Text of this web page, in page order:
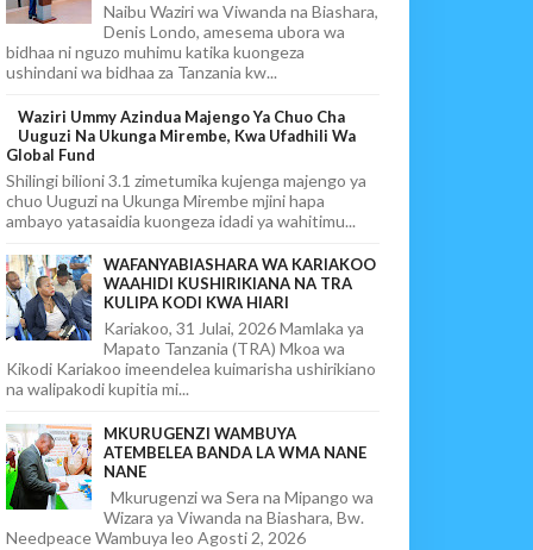
Naibu Waziri wa Viwanda na Biashara,
Denis Londo, amesema ubora wa
bidhaa ni nguzo muhimu katika kuongeza
ushindani wa bidhaa za Tanzania kw...
Waziri Ummy Azindua Majengo Ya Chuo Cha
Uuguzi Na Ukunga Mirembe, Kwa Ufadhili Wa
Global Fund
Shilingi bilioni 3.1 zimetumika kujenga majengo ya
chuo Uuguzi na Ukunga Mirembe mjini hapa
ambayo yatasaidia kuongeza idadi ya wahitimu...
WAFANYABIASHARA WA KARIAKOO
WAAHIDI KUSHIRIKIANA NA TRA
KULIPA KODI KWA HIARI
Kariakoo, 31 Julai, 2026 Mamlaka ya
Mapato Tanzania (TRA) Mkoa wa
Kikodi Kariakoo imeendelea kuimarisha ushirikiano
na walipakodi kupitia mi...
MKURUGENZI WAMBUYA
ATEMBELEA BANDA LA WMA NANE
NANE
Mkurugenzi wa Sera na Mipango wa
Wizara ya Viwanda na Biashara, Bw.
Needpeace Wambuya leo Agosti 2, 2026